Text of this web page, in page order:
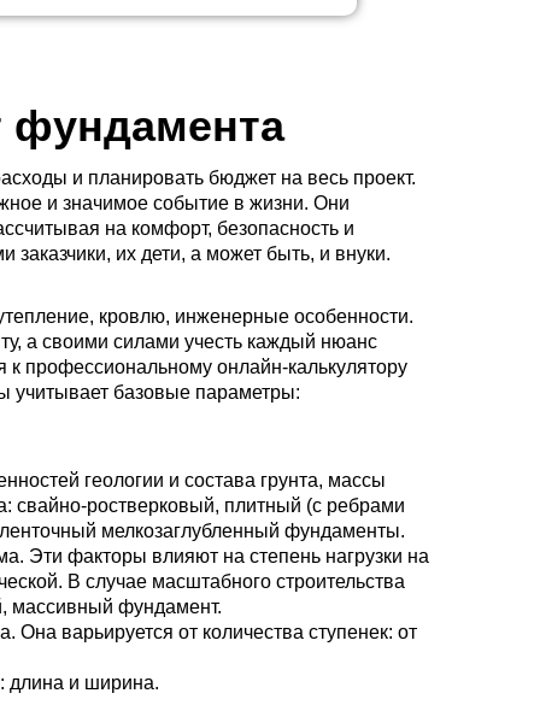
фундамента
и планировать бюджет на весь проект.
и значимое событие в жизни. Они
на комфорт, безопасность и
заказчики, их дети, а может быть, и внуки.
кровлю, инженерные особенности.
а своими силами учесть каждый нюанс
профессиональному онлайн-калькулятору
учитывает базовые параметры:
геологии и состава грунта, массы
ростверковый, плитный (с ребрами
мелкозаглубленный фундаменты.
Эти факторы влияют на степень нагрузки на
В случае масштабного строительства
массивный фундамент.
варьируется от количества ступенек: от
длина и ширина.